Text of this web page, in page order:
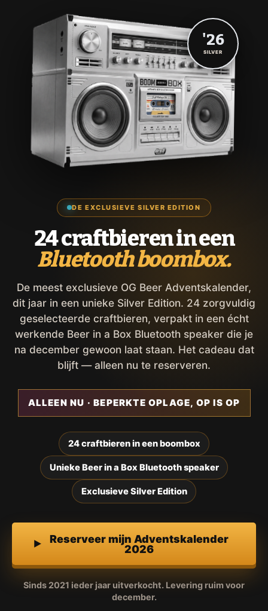
DE EXCLUSIEVE SILVER EDITION
24 craftbieren in een
Bluetooth boombox.
De meest exclusieve OG Beer Adventskalender,
dit jaar in een unieke Silver Edition. 24 zorgvuldig
geselecteerde craftbieren, verpakt in een écht
werkende Beer in a Box Bluetooth speaker die je
na december gewoon laat staan. Het cadeau dat
blijft — alleen nu te reserveren.
ALLEEN NU · BEPERKTE OPLAGE, OP IS OP
24 craftbieren in een boombox
Unieke Beer in a Box Bluetooth speaker
Exclusieve Silver Edition
Reserveer mijn Adventskalender
2026
Sinds 2021 ieder jaar uitverkocht. Levering ruim voor
december.
'26
SILVER